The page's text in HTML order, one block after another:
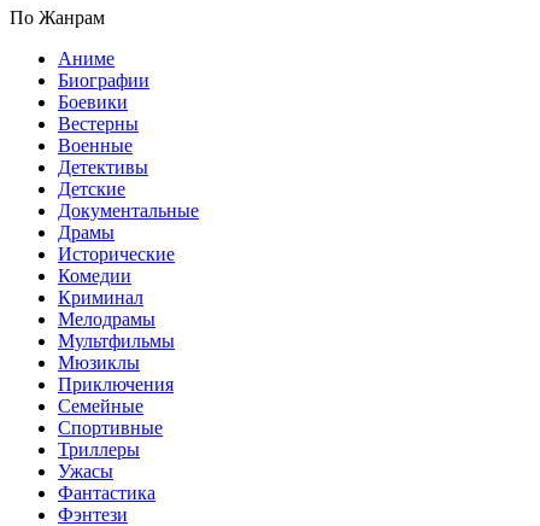
По Жанрам
Аниме
Биографии
Боевики
Вестерны
Военные
Детективы
Детские
Документальные
Драмы
Исторические
Комедии
Криминал
Мелодрамы
Мультфильмы
Мюзиклы
Приключения
Семейные
Спортивные
Триллеры
Ужасы
Фантастика
Фэнтези